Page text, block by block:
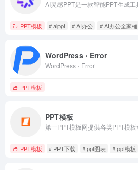
PPT模板 # aippt # AI办公 # AI办公全家桶
WordPress › Error
WordPress › Error
PPT模板
PPT模板
PPT模板 # PPT下载 # ppt图表 # ppt模板